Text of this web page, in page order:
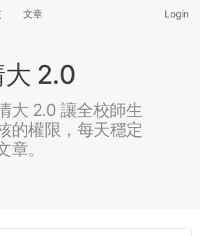
文章 Login
2.0
大 2.0 讓全校師生
的權限，每天穩定
章。